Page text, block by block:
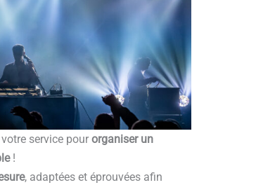
service pour organiser un
!
, adaptées et éprouvées afin